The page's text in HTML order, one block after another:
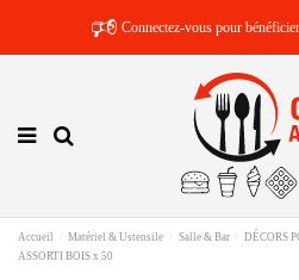
🕫 Connectez-vous pour
Accueil Matériel & Ustensile Salle & Bar
DÉCORS
ASSORTI BOIS x 50